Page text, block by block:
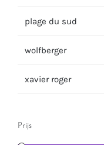
plage du sud
wolfberger
xavier roger
Prijs